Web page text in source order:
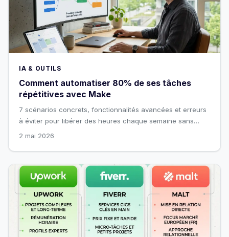
IA & OUTILS
Comment automatiser 80% de ses tâches
répétitives avec Make
7 scénarios concrets, fonctionnalités avancées et erreurs
à éviter pour libérer des heures chaque semaine sans
coder.
2 mai 2026